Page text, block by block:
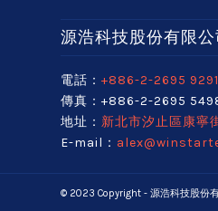
源浩科技股份有限公
電話： +886-2-2695 9291
傳真：+886-2-2695
地址： 新北市汐止區康寧
E-mail：
© 2023 Copyright - 源浩科技股份